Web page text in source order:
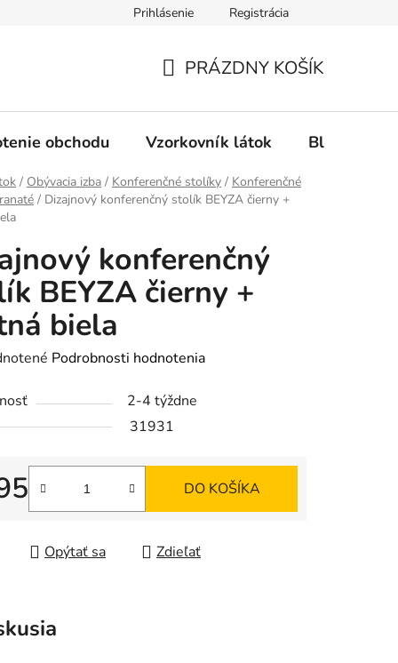
Ochrana osobných údajov Spôsob platby
Prihlásenie Registrácia
KOŠÍK
PRÁZDNY KOŠÍK
obchodu Vzorkovník látok Blog
/ Obývacia izba / Konferenčné stolíky / Konferenčné
/ Dizajnový konferenčný stolík BEYZA čierny +
konferenčný
BEYZA čierny +
biela
Podrobnosti hodnotenia
2-4 týždne
31931
cena:
DO KOŠÍKA
Opýtať sa Zdieľať